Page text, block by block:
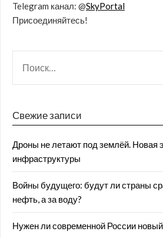
Telegram канал: @SkyPortal
Присоединяйтесь!
Свежие записи
Дроны не летают под землёй. Новая
инфраструктуры
Войны будущего: будут ли страны
нефть, а за воду?
Нужен ли современной России